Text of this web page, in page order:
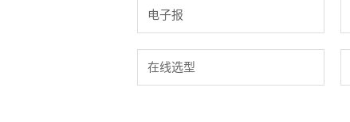
电子报
在线选型